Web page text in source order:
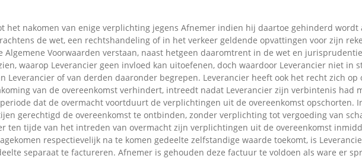
het nakomen van enige verplichting jegens Afnemer indien hij daartoe gehinderd
de wet, een rechtshandeling of in het verkeer geldende opvattingen voor zijn
Algemene Voorwaarden verstaan, naast hetgeen daaromtrent in de wet en
waarop Leverancier geen invloed kan uitoefenen, doch waardoor Leverancier niet in
Leverancier of van derden daaronder begrepen. Leverancier heeft ook het recht zich
van de overeenkomst verhindert, intreedt nadat Leverancier zijn verbintenis had
dat de overmacht voortduurt de verplichtingen uit de overeenkomst opschorten.
gerechtigd de overeenkomst te ontbinden, zonder verplichting tot vergoeding van
ten tijde van het intreden van overmacht zijn verplichtingen uit de overeenkomst
respectievelijk na te komen gedeelte zelfstandige waarde toekomt, is
separaat te factureren. Afnemer is gehouden deze factuur te voldoen als ware er